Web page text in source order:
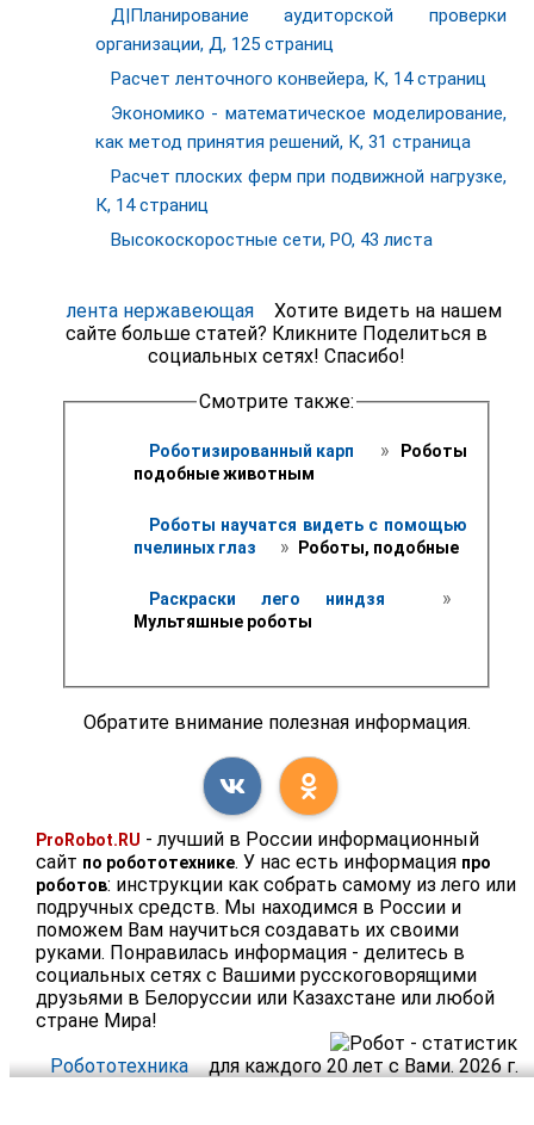
Д|Планирование аудиторской проверки
организации, Д, 125 страниц
Расчет ленточного конвейера, К, 14 страниц
Экономико - математическое моделирование,
как метод принятия решений, К, 31 страница
Расчет плоских ферм при подвижной нагрузке,
К, 14 страниц
Высокоскоростные сети, РО, 43 листа
лента нержавеющая
Хотите видеть на нашем
сайте больше статей? Кликните Поделиться в
социальных сетях! Спасибо!
Смотрите также:
Роботизированный карп »
Роботы
подобные животным
Роботы научатся видеть с помощью
пчелиных глаз
» Роботы, подобные
Раскраски лего ниндзя »
Мультяшные роботы
Обратите внимание полезная информация.
ProRobot.RU - лучший в России информационный
сайт по робототехнике. У нас есть информация про
роботов: инструкции как собрать самому из лего или
подручных средств. Мы находимся в России и
поможем Вам научиться создавать их своими
руками. Понравилась информация - делитесь в
социальных сетях с Вашими русскоговорящими
друзьями в Белоруссии или Казахстане или любой
стране Мира!
Робототехника
для каждого 20 лет с Вами. 2026 г.